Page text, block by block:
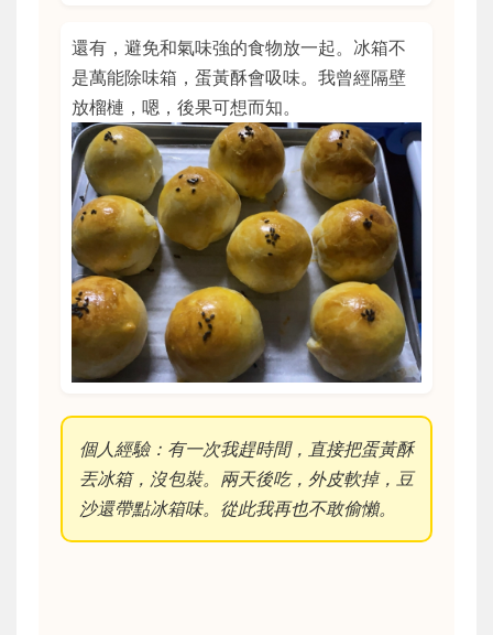
還有，避免和氣味強的食物放一起。冰箱不
是萬能除味箱，蛋黃酥會吸味。我曾經隔壁
放榴槤，嗯，後果可想而知。
個人經驗：有一次我趕時間，直接把蛋黃酥
丟冰箱，沒包裝。兩天後吃，外皮軟掉，豆
沙還帶點冰箱味。從此我再也不敢偷懶。